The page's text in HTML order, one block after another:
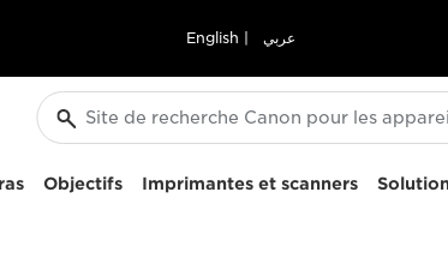
English عربي
Objectifs Imprimantes et scanners